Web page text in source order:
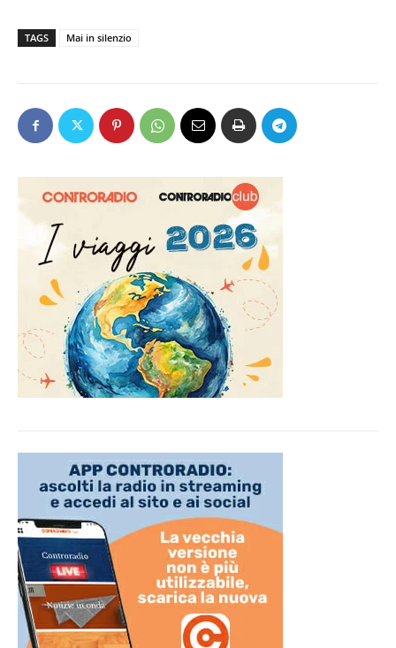
TAGS Mai in silenzio